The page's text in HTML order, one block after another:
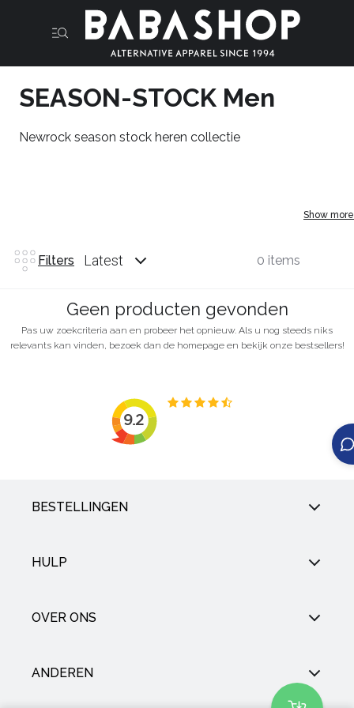
SEASON-STOCK Men
Newrock season stock heren collectie
Show more
Filters Latest 0 items
Geen producten gevonden
Pas uw zoekcriteria aan en probeer het opnieuw. Als u nog steeds niks
relevants kan vinden, bezoek dan de homepage en bekijk onze bestsellers!
BESTELLINGEN
HULP
OVER ONS
ANDEREN